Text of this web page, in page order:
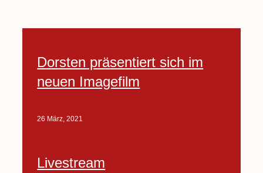
Dorsten präsentiert sich im
neuen Imagefilm
26 März, 2021
Livestream